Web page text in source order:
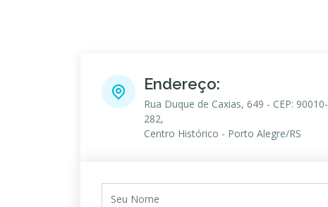
Endereço:
Rua Duque de Caxias, 649 - CEP: 90010-
282,
Centro Histórico - Porto Alegre/RS